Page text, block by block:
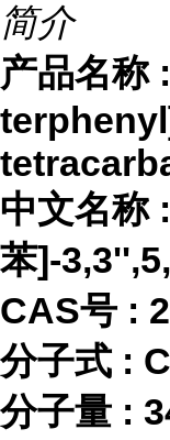
简介
产品名称 :
中文名称 :
苯]-
CAS号 :
分子式 :
分子量 :